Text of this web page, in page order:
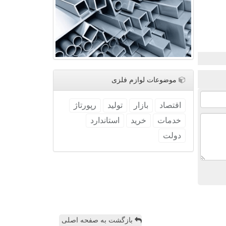
موضوعات لوازم فلزی
اقتصاد بازار تولید
رپورتاژ
خدمات
خرید
استاندارد
دولت
بازگشت به صفحه اصلی